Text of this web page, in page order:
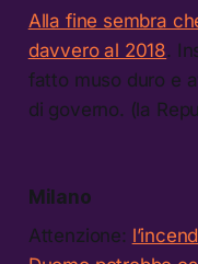
Alla fine sembra
davvero al 2018.
fatto muso duro e
di governo. (la
Milano
Attenzione: